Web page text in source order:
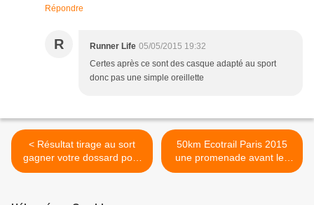
Répondre
R Runner Life 05/05/2015 19:32
Certes après ce sont des casque adapté au sport
donc pas une simple oreillette
< Résultat tirage au sort
gagner votre dossard pour
la Course Color Me Rad
50km Ecotrail Paris 2015
une promenade avant les
24h >